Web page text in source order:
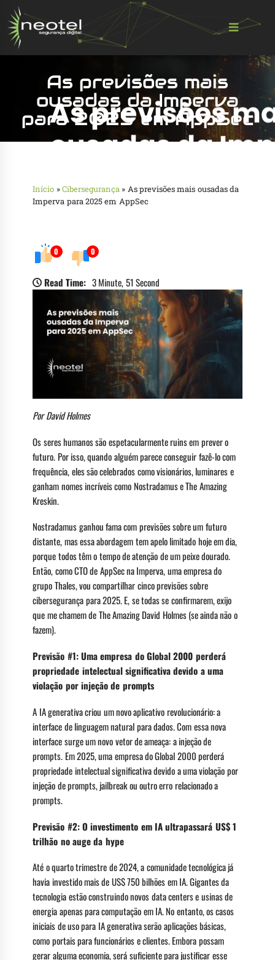
As previsões mais
ousadas da Imperva
para 2025 em AppSec
Início »Cibersegurança » As previsões mais ousadas da
Imperva para 2025 em AppSec
0 0
Read Time: 3 Minute, 51 Second
Por David Holmes
Os seres humanos são espetacularmente ruins em prever o
futuro. Por isso, quando alguém parece conseguir fazê-lo com
frequência, eles são celebrados como visionários, luminares e
ganham nomes incríveis como Nostradamus e The Amazing
Kreskin.
Nostradamus ganhou fama com previsões sobre um futuro
distante, mas essa abordagem tem apelo limitado hoje em dia,
porque todos têm o tempo de atenção de um peixe dourado.
Então, como CTO de AppSec na Imperva, uma empresa do
grupo Thales, vou compartilhar cinco previsões sobre
cibersegurança para 2025. E, se todas se confirmarem, exijo
que me chamem de The Amazing David Holmes (se ainda não o
fazem).
Previsão #1: Uma empresa do Global 2000 perderá
propriedade intelectual significativa devido a uma
violação por injeção de prompts
A IA generativa criou um novo aplicativo revolucionário: a
interface de linguagem natural para dados. Com essa nova
interface surge um novo vetor de ameaça: a injeção de
prompts. Em 2025, uma empresa do Global 2000 perderá
propriedade intelectual significativa devido a uma violação por
injeção de prompts, jailbreak ou outro erro relacionado a
prompts.
Previsão #2: O investimento em IA ultrapassará US$ 1
trilhão no auge da hype
Até o quarto trimestre de 2024, a comunidade tecnológica já
havia investido mais de US$ 750 bilhões em IA. Gigantes da
tecnologia estão construindo novos data centers e usinas de
energia apenas para computação em IA. No entanto, os casos
iniciais de uso para IA generativa serão aplicações básicas,
como portais para funcionários e clientes. Embora possam
gerar alguma economia, será suficiente para justificar esse